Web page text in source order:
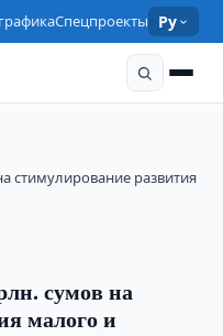
Спецпроекты Ру
стимулирование развития
сумов на
малого и